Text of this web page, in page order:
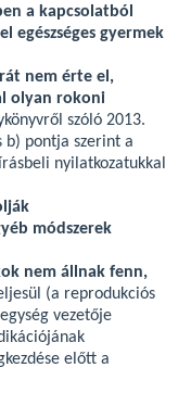
a kapcsolatból
egészséges gyermek
nem érte el,
olyan rokoni
szóló 2013.
b) pontja szerint a
nyilatkozatukkal
módszerek
nem állnak fenn,
(a reprodukciós
vezetője
előtt a